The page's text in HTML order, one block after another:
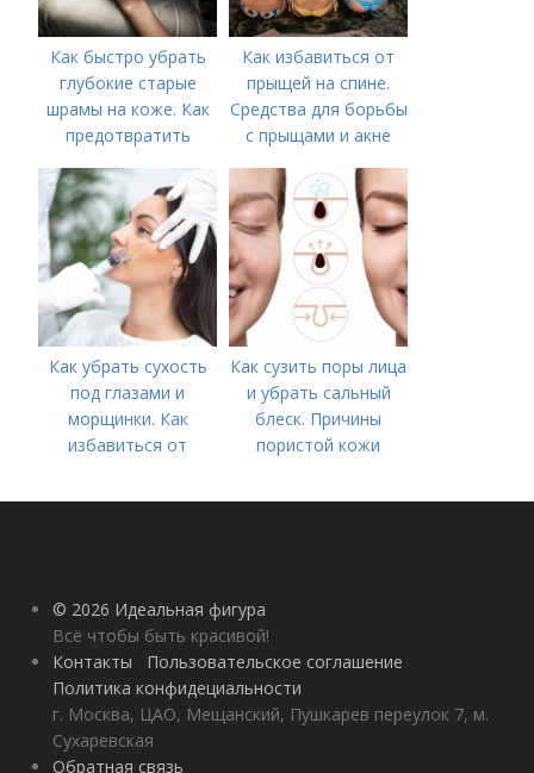
Как быстро убрать
глубокие старые
шрамы на коже. Как
предотвратить
Как избавиться от
прыщей на спине.
Средства для борьбы
с прыщами и акне
Как убрать сухость
под глазами и
морщинки. Как
избавиться от
косметологические
Как сузить поры лица
и убрать сальный
блеск. Причины
пористой кожи
© 2026 Идеальная фигура
Всё чтобы быть красивой!
Контакты
Пользовательское соглашение
Политика конфидециальности
г. Москва, ЦАО, Мещанский, Пушкарев переулок 7, м.
Сухаревская
Обратная связь